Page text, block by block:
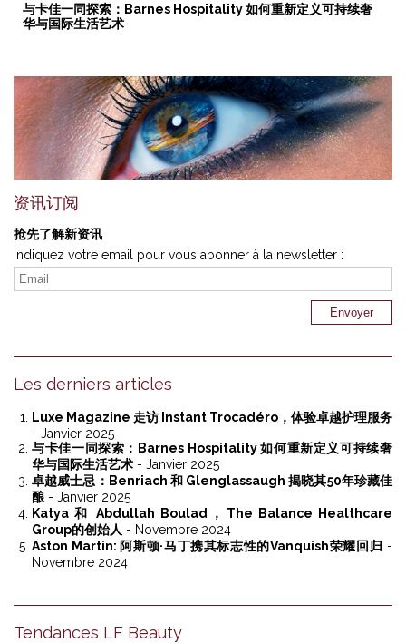
与卡佳一同探索：Barnes Hospitality 如何重新定义可持续奢
华与国际生活艺术
资讯订阅
抢先了解新资讯
Indiquez votre email pour vous abonner à la newsletter :
Les derniers articles
Luxe Magazine 走访 Instant Trocadéro，体验卓越护理服务
- Janvier 2025
与卡佳一同探索：Barnes Hospitality 如何重新定义可持续奢
华与国际生活艺术 - Janvier 2025
卓越威士忌：Benriach 和 Glenglassaugh 揭晓其50年珍藏佳
酿 - Janvier 2025
Katya 和 Abdullah Boulad，The Balance Healthcare
Group的创始人 - Novembre 2024
Aston Martin: 阿斯顿·马丁携其标志性的Vanquish荣耀回归 -
Novembre 2024
Tendances LF Beauty